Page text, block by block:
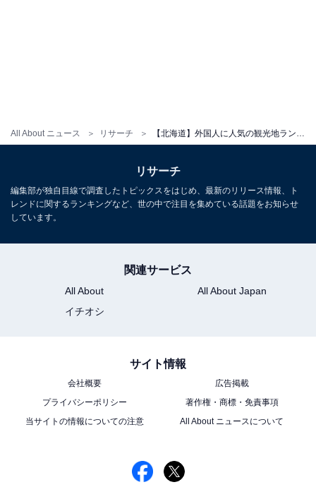
All About ニュース リサーチ
リサーチ
編集部が独自目線で調査したトピックスをはじめ、最新のリリース情報、ト
レンドに関するランキングなど、世の中で注目を集めている話題をお知らせ
しています。
関連サービス
All About
All About Japan
イチオシ
サイト情報
会社概要
広告掲載
プライバシーポリシー
著作権・商標・免責事項
当サイトの情報についての注意
All About ニュースについて